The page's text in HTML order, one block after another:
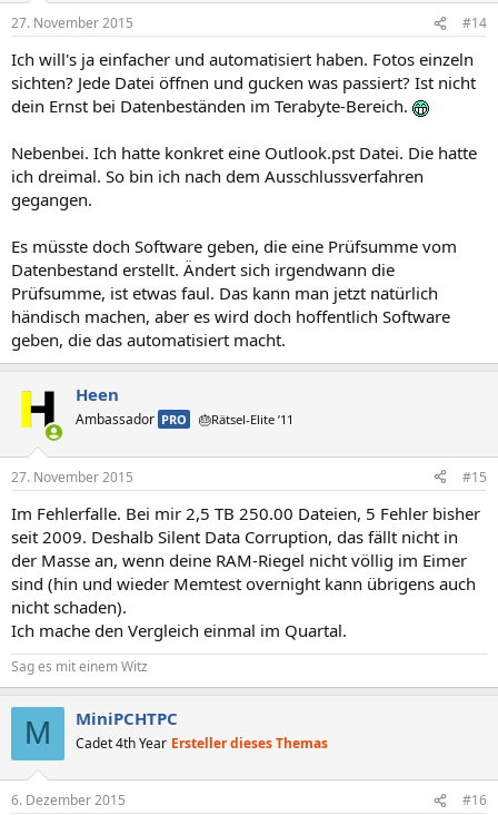
27. November 2015 #14
Ich will's ja einfacher und automatisiert haben. Fotos einzeln
sichten? Jede Datei öffnen und gucken was passiert? Ist nicht
dein Ernst bei Datenbeständen im Terabyte-Bereich.
Nebenbei. Ich hatte konkret eine Outlook.pst Datei. Die hatte
ich dreimal. So bin ich nach dem Ausschlussverfahren
gegangen.
Es müsste doch Software geben, die eine Prüfsumme vom
Datenbestand erstellt. Ändert sich irgendwann die
Prüfsumme, ist etwas faul. Das kann man jetzt natürlich
händisch machen, aber es wird doch hoffentlich Software
geben, die das automatisiert macht.
Heen
Ambassador PRO 🎂Rätsel-Elite ’11
27. November 2015 #15
Im Fehlerfalle. Bei mir 2,5 TB 250.00 Dateien, 5 Fehler bisher
seit 2009. Deshalb Silent Data Corruption, das fällt nicht in
der Masse an, wenn deine RAM-Riegel nicht völlig im Eimer
sind (hin und wieder Memtest overnight kann übrigens auch
nicht schaden).
Ich mache den Vergleich einmal im Quartal.
Sag es mit einem Witz
M MiniPCHTPC
Cadet 4th Year Ersteller dieses Themas
6. Dezember 2015 #16